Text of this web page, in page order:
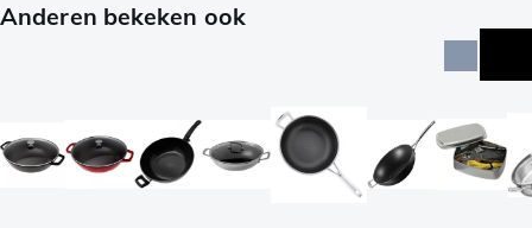
Anderen bekeken ook